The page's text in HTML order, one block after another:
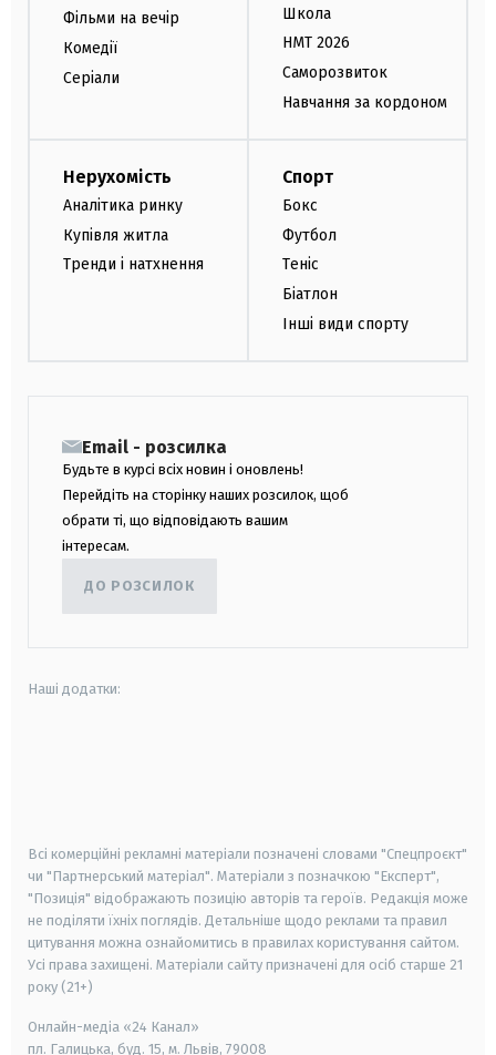
Фільми на вечір
Комедії
Серіали
Школа
НМТ 2026
Саморозвиток
Навчання за кордоном
Нерухомість
Аналітика ринку
Купівля житла
Тренди і натхнення
Спорт
Бокс
Футбол
Теніс
Біатлон
Інші види спорту
Email - розсилка
Будьте в курсі всіх новин і оновлень!
Перейдіть на сторінку наших розсилок, щоб
обрати ті, що відповідають вашим
інтересам.
ДО РОЗСИЛОК
Наші додатки:
Всі комерційні рекламні матеріали позначені словами "Спецпроєкт"
чи "Партнерський матеріал". Матеріали з позначкою "Експерт",
"Позиція" відображають позицію авторів та героїв. Редакція може
не поділяти їхніх поглядів. Детальніше щодо реклами та правил
цитування можна ознайомитись в правилах користування сайтом.
Усі права захищені. Матеріали сайту призначені для осіб старше 21
року (21+)
Онлайн-медіа «24 Канал»
пл. Галицька, буд. 15, м. Львів, 79008